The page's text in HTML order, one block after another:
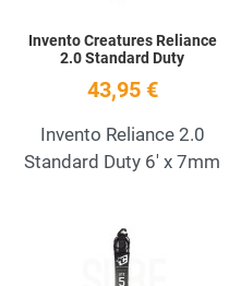
Invento Creatures Reliance
2.0 Standard Duty
43,95 €
Invento Reliance 2.0
Standard Duty 6' x 7mm